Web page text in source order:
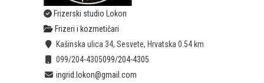
Frizerski studio Lokon
Frizeri i kozmetičari
Kašinska ulica 34, Sesvete, Hrvatska 0.54 km
099/204-4305099/204-4305
ingrid.lokon@gmail.com